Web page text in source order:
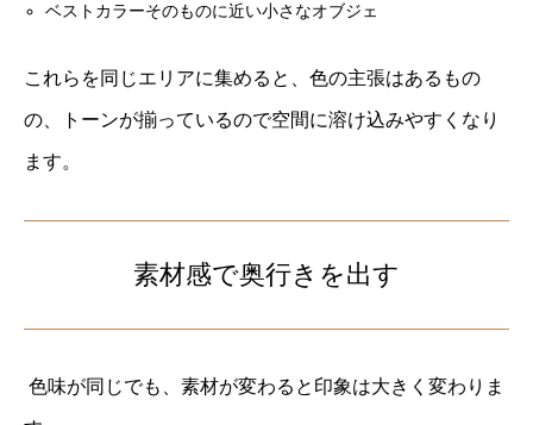
ベストカラーそのものに近い小さなオブジェ
これらを同じエリアに集めると、色の主張はあるもの
の、トーンが揃っているので空間に溶け込みやすくなり
ます。
素材感で奥行きを出す
色味が同じでも、素材が変わると印象は大きく変わりま